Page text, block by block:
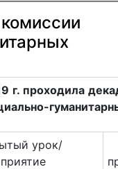
г. проходила
урок/